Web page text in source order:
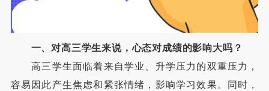
一、对高三学生来说，心态对成绩的影响大吗？
高三学生面临着来自学业、升学压力的双重压力，
容易因此产生焦虑和紧张情绪，影响学习效果。同时，